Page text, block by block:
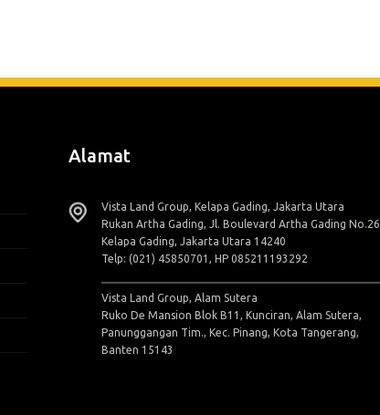
Alamat
Vista Land Group, Kelapa Gading, Jakarta Utara
Rukan Artha Gading, Jl. Boulevard Artha Gading No.26
Kelapa Gading, Jakarta Utara 14240
Telp: (021) 45850701, HP 085211193292
Vista Land Group, Alam Sutera
Ruko De Mansion Blok B11, Kunciran, Alam Sutera,
Panunggangan Tim., Kec. Pinang, Kota Tangerang,
Banten 15143